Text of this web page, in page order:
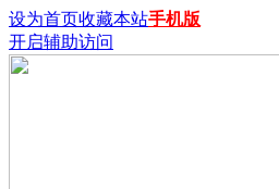
设为首页收藏本站手机版
开启辅助访问